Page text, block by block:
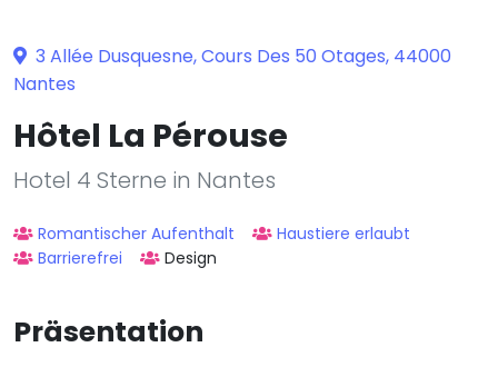
3 Allée Dusquesne, Cours Des 50 Otages, 44000
Nantes
Hôtel La Pérouse
Hotel 4 Sterne in Nantes
Romantischer Aufenthalt
Haustiere erlaubt
Barrierefrei
Design
Präsentation